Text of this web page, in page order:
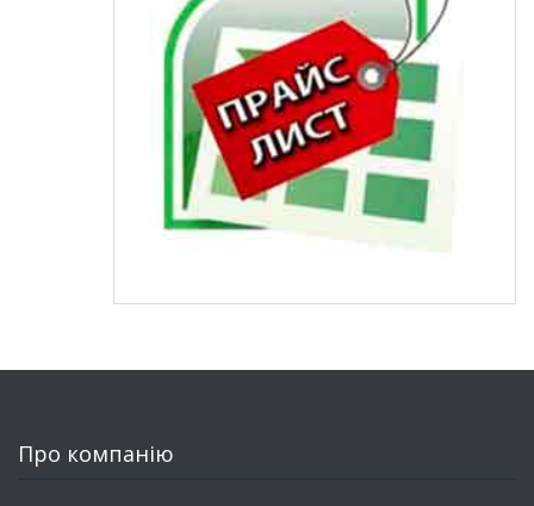
Про компанію